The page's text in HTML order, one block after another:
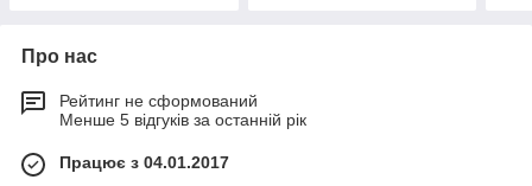
Про нас
Рейтинг не сформований
Менше 5 відгуків за останній рік
Працює з 04.01.2017